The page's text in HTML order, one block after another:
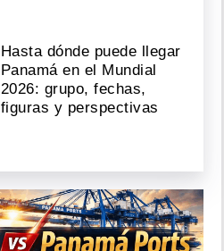
Hasta dónde puede llegar
Panamá en el Mundial
2026: grupo, fechas,
figuras y perspectivas